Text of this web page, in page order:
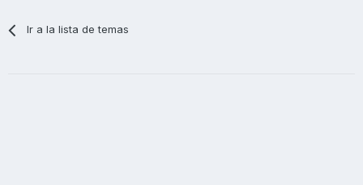
Ir a la lista de temas